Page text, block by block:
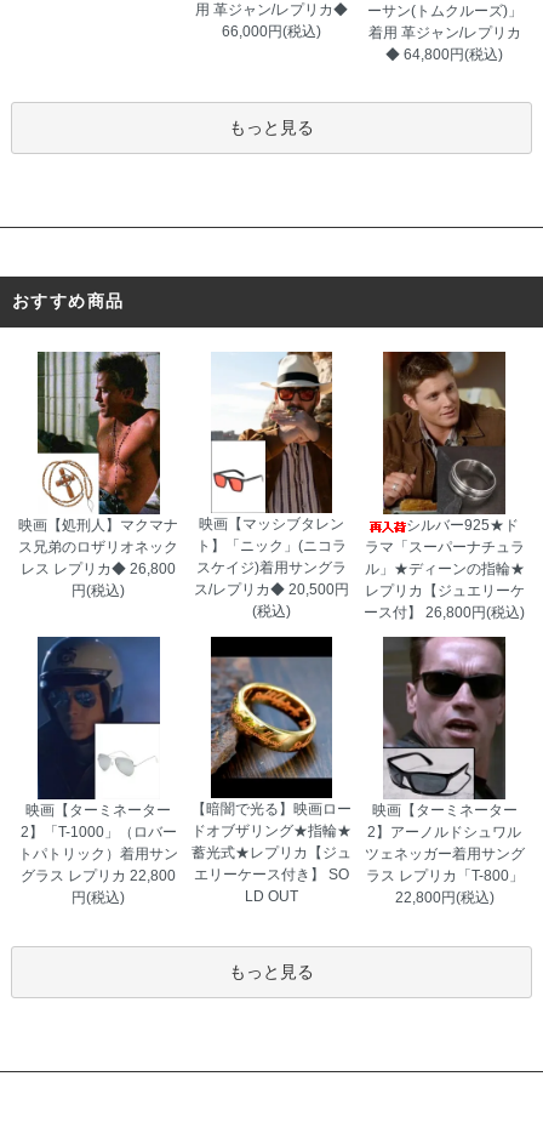
岐阜県 Y・T様 「奮発しただけのことは
埼玉県 K・A様 「喜んでもらえてよかっ
た。『本物みたい』と言っていた。」
用 革ジャン/レプリカ◆
66,000円(税込)
ーサン(トムクルーズ)」
着用 革ジャン/レプリカ
◆ 64,800円(税込)
もっと見る
おすすめ商品
映画【処刑人】マクマナ
ス兄弟のロザリオネック
レス レプリカ◆ 26,800
円(税込)
映画【マッシブタレン
ト】「ニック」(ニコラ
スケイジ)着用サングラ
ス/レプリカ◆ 20,500円
(税込)
シルバー925★ド
ラマ「スーパーナチュラ
ル」★ディーンの指輪★
レプリカ【ジュエリーケ
ース付】
26,800円(税込)
映画【ターミネーター
2】「T-1000」（ロバー
トパトリック）着用サン
グラス レプリカ 22,800
円(税込)
【暗闇で光る】映画ロー
ドオブザリング★指輪★
蓄光式★レプリカ【ジュ
エリーケース付き】
SO
LD OUT
映画【ターミネーター
2】アーノルドシュワル
ツェネッガー着用サング
ラス レプリカ「T-800」
22,800円(税込)
もっと見る